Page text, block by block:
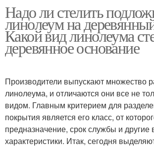
Надо ли стелить
линолеум на
Какой вид линолеума
деревянное основание
Производители выпускают множество
линолеума, и отличаются они все не
видом. Главным критерием для
покрытия является его класс, от
предназначение, срок службы и
характеристики. Итак, сегодня